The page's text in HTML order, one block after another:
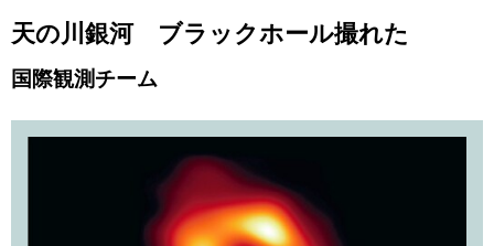
天の川銀河 ブラックホール撮れた
国際観測チーム